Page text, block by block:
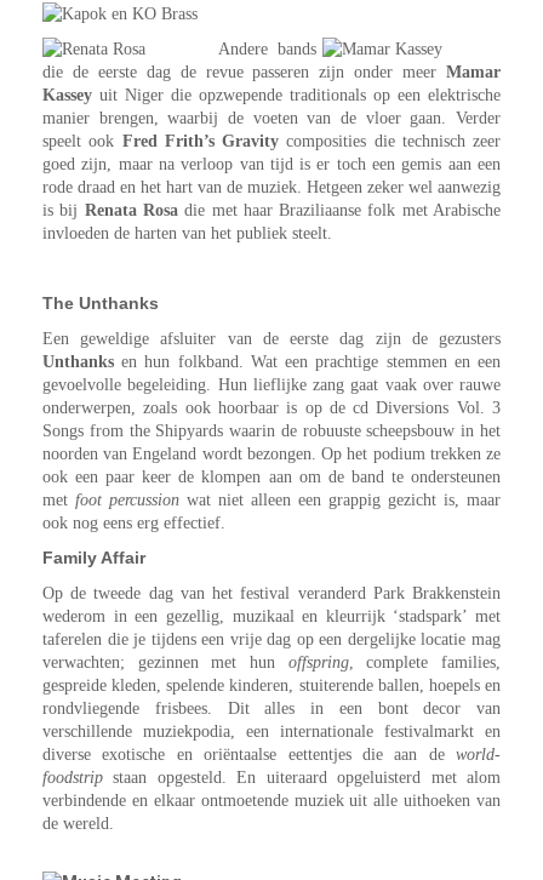
Andere bands
die de eerste dag de revue passeren zijn onder meer Mamar
Kassey uit Niger die opzwepende traditionals op een elektrische
manier brengen, waarbij de voeten van de vloer gaan. Verder
speelt ook Fred Frith’s Gravitycomposities die technisch zeer
goed zijn, maar na verloop van tijd is er toch een gemis aan een
rode draad en het hart van de muziek. Hetgeen zeker wel aanwezig
is bij Renata Rosadie met haar Braziliaanse folk met Arabische
invloeden de harten van het publiek steelt.
The Unthanks
Een geweldige afsluiter van de eerste dag zijn de gezusters
Unthanks en hun folkband. Wat een prachtige stemmen en een
gevoelvolle begeleiding. Hun lieflijke zang gaat vaak over rauwe
onderwerpen, zoals ook hoorbaar is op de cd Diversions Vol. 3
Songs from the Shipyards waarin de robuuste scheepsbouw in het
noorden van Engeland wordt bezongen. Op het podium trekken ze
ook een paar keer de klompen aan om de band te ondersteunen
met foot percussion wat niet alleen een grappig gezicht is, maar
ook nog eens erg effectief.
Family Affair
Op de tweede dag van het festival veranderd Park Brakkenstein
wederom in een gezellig, muzikaal en kleurrijk ‘stadspark’ met
taferelen die je tijdens een vrije dag op een dergelijke locatie mag
verwachten; gezinnen met hun offspring, complete families,
gespreide kleden, spelende kinderen, stuiterende ballen, hoepels en
rondvliegende frisbees. Dit alles in een bont decor van
verschillende muziekpodia, een internationale festivalmarkt en
diverse exotische en oriëntaalse eettentjes die aan de world-
foodstrip staan opgesteld. En uiteraard opgeluisterd met alom
verbindende en elkaar ontmoetende muziek uit alle uithoeken van
de wereld.